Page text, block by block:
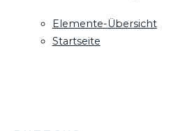
Elemente-Übersicht
Startseite